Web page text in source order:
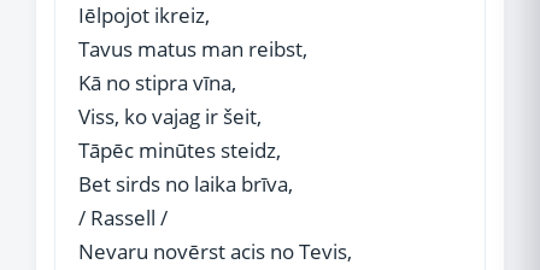
Iēlpojot ikreiz,
Tavus matus man reibst,
Kā no stipra vīna,
Viss, ko vajag ir šeit,
Tāpēc minūtes steidz,
Bet sirds no laika brīva,
/ Rassell /
Nevaru novērst acis no Tevis,